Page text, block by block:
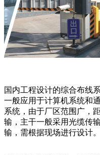
国内工程设计的综合布线
一般应用于计算机系统和
系统，由于厂区范围广，
输，主干一般采用光缆传
输，需根据现场进行设计。